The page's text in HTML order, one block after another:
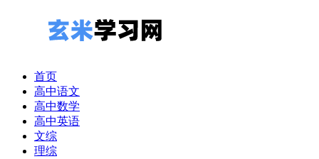
首页
高中语文
高中数学
高中英语
文综
理综